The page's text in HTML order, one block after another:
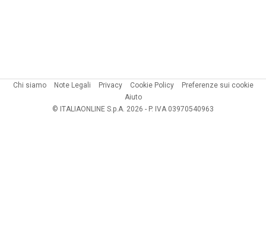
Chi siamo Note Legali Privacy Cookie Policy
Preferenze sui cookie
Aiuto
© ITALIAONLINE S.p.A. 2026 - P. IVA 03970540963